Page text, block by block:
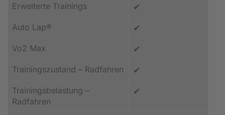
Erweiterte Trainings ✔
Auto Lap® ✔
Vo2 Max ✔
Trainingszustand – Radfahren ✔
Trainingsbelastung –
Radfahren
✔